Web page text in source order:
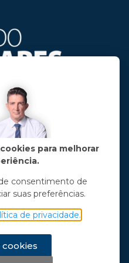
estudou filosofia
em ciência política
Notícias
Opinião
Chama o Linhares
para melhorar
consentimento de
suas preferências.
de privacidade.